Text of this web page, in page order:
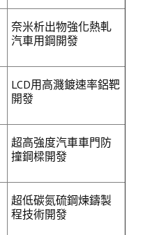
奈米析出物強化熱軋
汽車用鋼開發
LCD用高濺鍍速率鋁靶
開發
超高強度汽車車門防
撞鋼樑開發
超低碳氮硫鋼煉鑄製
程技術開發